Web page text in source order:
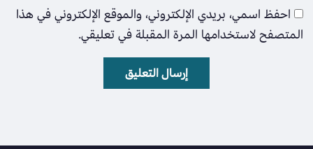
احفظ اسمي، بريدي الإلكتروني، والموقع الإلكتروني في هذا
المتصفح لاستخدامها المرة المقبلة في تعليقي.